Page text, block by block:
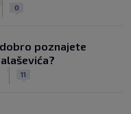
0
poznajete
11